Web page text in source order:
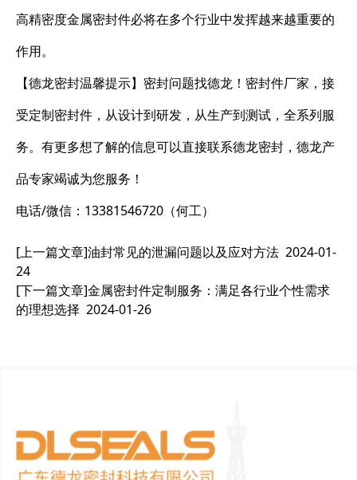
高精密度金属密封件必将在多个行业中发挥越来越重要的
作用。
【德龙密封温馨提示】密封问题找德龙！密封件厂家，接
受定制密封件，从设计到研发，从生产到测试，全系列服
务。有更多想了解的信息可以直接联系德龙密封，德龙产
品专家竭诚为您服务！
电话/微信：13381546720（何工）
[上一篇文章]油封常见的泄漏问题以及应对方法 2024-01-
24
[下一篇文章]金属密封件定制服务：满足各行业个性需求
的理想选择 2024-01-26